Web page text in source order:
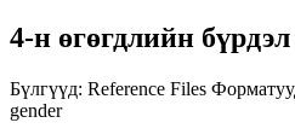
4-н өгөгдлийн
Бүлгүүд: Reference Files
gender